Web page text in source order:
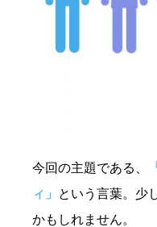
今回の主題である、
ィ」 という言葉。少
かもしれません。